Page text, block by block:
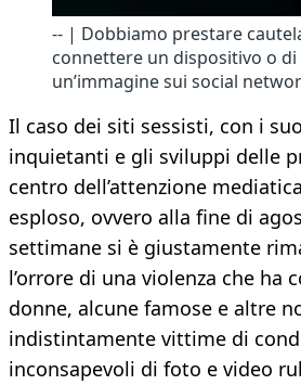
-- | Dobbiamo prestare
connettere un dispositivo o
un’immagine sui social
Il caso dei siti sessisti, con i
inquietanti e gli sviluppi delle
centro dell’attenzione
esploso, ovvero alla fine di
settimane si è giustamente
l’orrore di una violenza che ha
donne, alcune famose e altre
indistintamente vittime di
inconsapevoli di foto e video